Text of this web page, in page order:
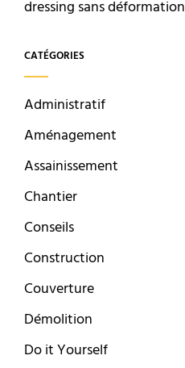
dressing sans déformation
CATÉGORIES
Administratif
Aménagement
Assainissement
Chantier
Conseils
Construction
Couverture
Démolition
Do it Yourself